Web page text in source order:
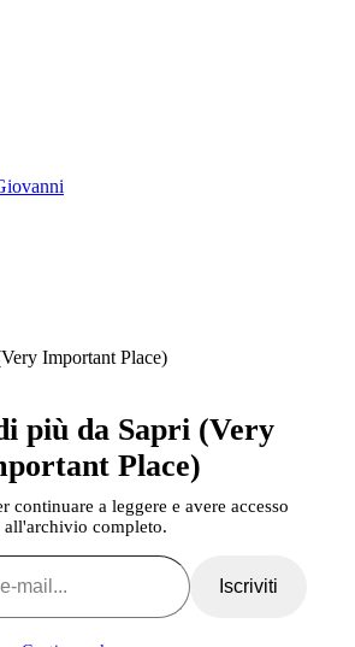
Important Place)
più da Sapri (Very
Place)
continuare a leggere e avere accesso
all'archivio completo.
Iscriviti